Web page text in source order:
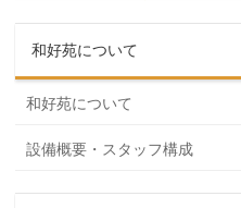
和好苑について
和好苑について
設備概要・スタッフ構成